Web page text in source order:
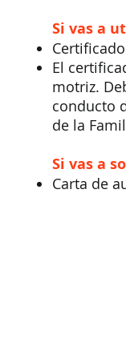
Si vas a
El
motriz.
conducto
de la
Si vas a
Carta de